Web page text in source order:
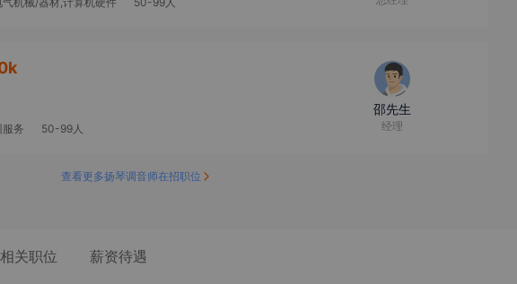
务 50-99人
邵先生
经理
查看更多扬琴调音师在招职位
相关职位 薪资待遇